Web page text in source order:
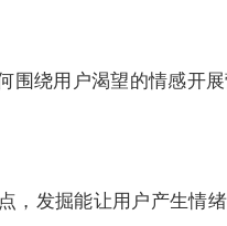
围绕用户渴望的情感开展
，发掘能让用户产生情